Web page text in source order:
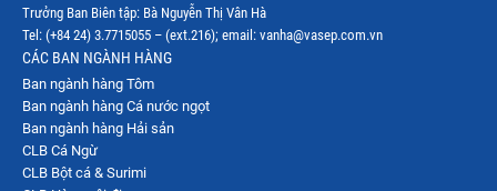
Trưởng Ban Biên tập: Bà Nguyễn Thị Vân Hà
Tel: (+84 24) 3.7715055 – (ext.216); email: vanha@vasep.com.vn
CÁC BAN NGÀNH HÀNG
Ban ngành hàng Tôm
Ban ngành hàng Cá nước ngọt
Ban ngành hàng Hải sản
CLB Cá Ngừ
CLB Bột cá & Surimi